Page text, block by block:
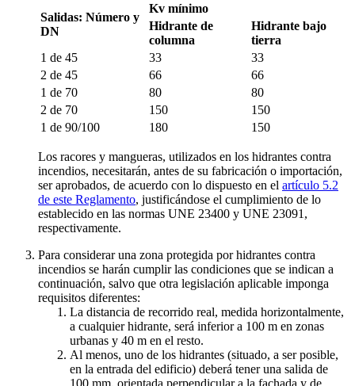
Salidas: Número y
DN
Kv mínimo
Hidrante de
columna
Hidrante bajo
tierra
1 de 45
33
33
2 de 45
66
66
1 de 70
80
80
2 de 70
150
150
1 de 90/100
180 150
Los racores y mangueras, utilizados en los hidrantes contra
incendios, necesitarán, antes de su fabricación o importación,
ser aprobados, de acuerdo con lo dispuesto en el artículo 5.2
de este Reglamento, justificándose el cumplimiento de lo
establecido en las normas UNE 23400 y UNE 23091,
respectivamente.
Para considerar una zona protegida por hidrantes contra
incendios se harán cumplir las condiciones que se indican a
continuación, salvo que otra legislación aplicable imponga
requisitos diferentes:
La distancia de recorrido real, medida horizontalmente,
a cualquier hidrante, será inferior a 100 m en zonas
urbanas y 40 m en el resto.
Al menos, uno de los hidrantes (situado, a ser posible,
en la entrada del edificio) deberá tener una salida de